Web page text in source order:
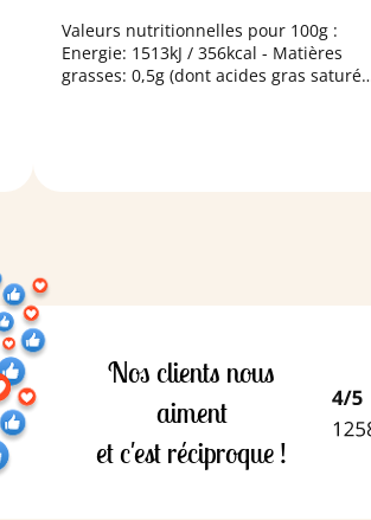
Valeurs nutritionnelles pour 100g :
Energie: 1513kJ / 356kcal - Matières
grasses: 0,5g (dont acides gras saturés
Nos clients nous
aiment
et c'est réciproque !